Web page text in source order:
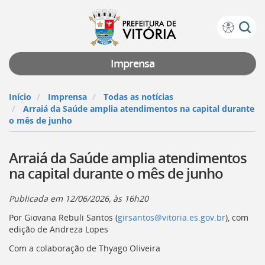
Prefeitura
Vitória
teclado:
para
a
página
de
de
acessibilidade
[]
para
a
página
inicial
do
Imprensa
Início Imprensa
Todas as notícias
Arraiá da Saúde amplia atendimentos na capital durante
o mês de junho
Arraiá da Saúde amplia atendimentos
na capital durante o mês de junho
Publicada em 12/06/2026, às 16h20
Por Giovana Rebuli Santos (girsantos@vitoria.es.gov.br), com
edição de Andreza Lopes
Com a colaboração de Thyago Oliveira